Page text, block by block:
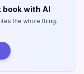
with AI
the whole thing.